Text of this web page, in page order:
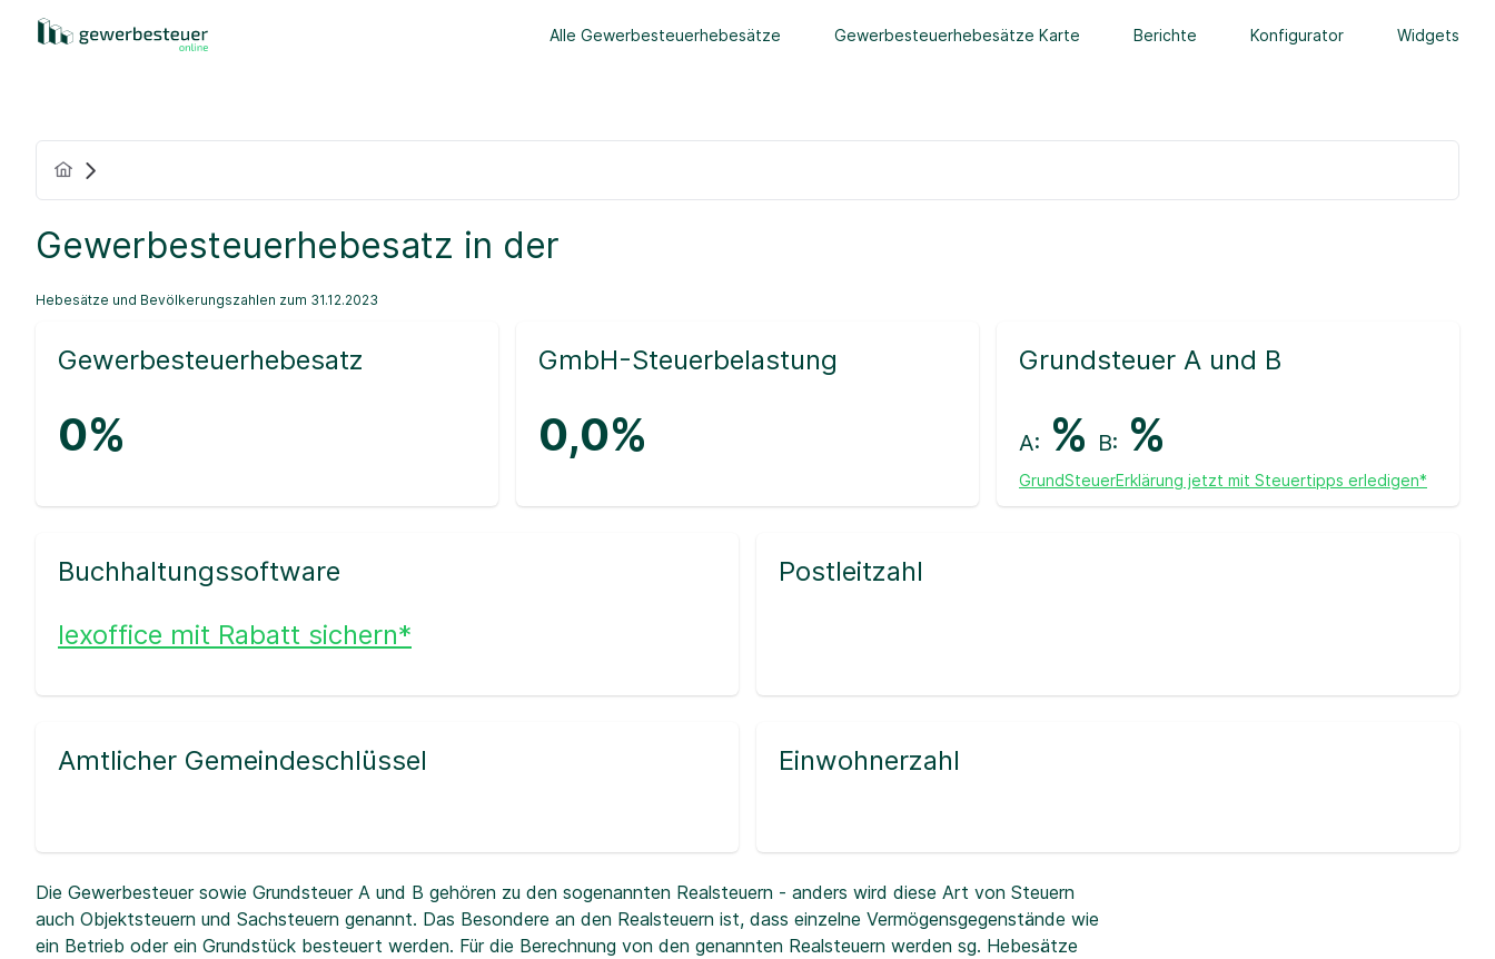
Alle Gewerbesteuerhebesätze Gewerbesteuerhebesätze Karte Berichte Konfigurator Widgets
Gewerbesteuerhebesatz in der
Hebesätze und Bevölkerungszahlen zum 31.12.2023
Gewerbesteuerhebesatz
0%
GmbH-Steuerbelastung
0,0%
Grundsteuer A und B
A: % B: %
GrundSteuerErklärung jetzt mit Steuertipps erledigen*
Buchhaltungssoftware
lexoffice mit Rabatt sichern*
Postleitzahl
Amtlicher Gemeindeschlüssel Einwohnerzahl
Die Gewerbesteuer sowie Grundsteuer A und B gehören zu den sogenannten Realsteuern - anders wird diese Art von Steuern
auch Objektsteuern und Sachsteuern genannt. Das Besondere an den Realsteuern ist, dass einzelne Vermögensgegenstände wie
ein Betrieb oder ein Grundstück besteuert werden. Für die Berechnung von den genannten Realsteuern werden sg. Hebesätze